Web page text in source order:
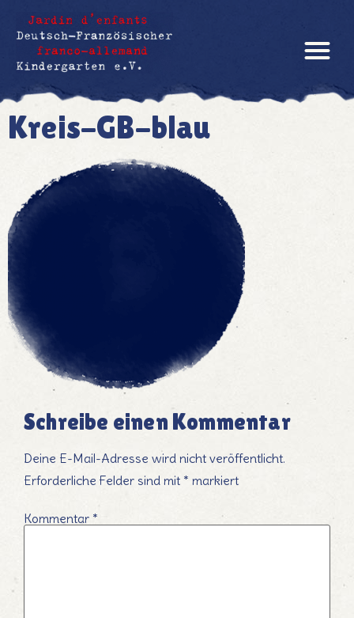
Kreis-GB-blau
Schreibe einen Kommentar
Deine E-Mail-Adresse wird nicht veröffentlicht.
Erforderliche Felder sind mit * markiert
Kommentar *